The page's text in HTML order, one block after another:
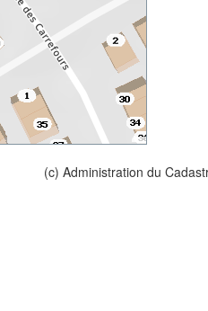
(c) Administration du